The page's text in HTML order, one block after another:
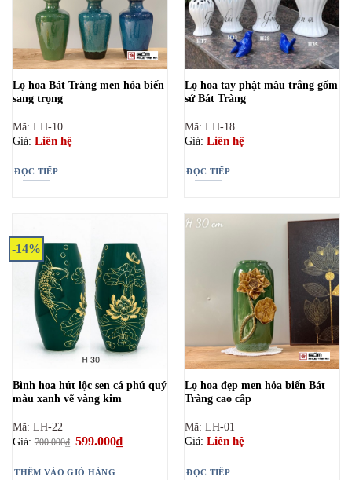
Lọ hoa Bát Tràng men hỏa biến
sang trọng
Mã: LH-10
Giá: Liên hệ
ĐỌC TIẾP
Lọ hoa tay phật màu trắng gốm
sứ Bát Tràng
Mã: LH-18
Giá: Liên hệ
ĐỌC TIẾP
-14%
Bình hoa hút lộc sen cá phú quý
màu xanh vẽ vàng kim
Mã: LH-22
Giá:700.000₫ Giá
700.000₫.
599.000₫Giá
hiện
THÊM VÀO GIỎ HÀNG
Lọ hoa đẹp men hỏa biến Bát
Tràng cao cấp
Mã: LH-01
Giá: Liên hệ
ĐỌC TIẾP